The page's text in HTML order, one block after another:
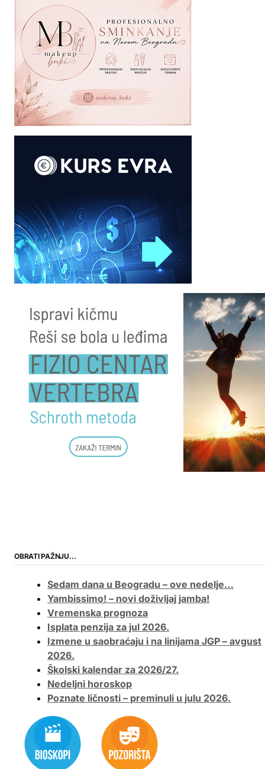
OBRATI PAŽNJU…
Sedam dana u Beogradu – ove nedelje…
Yambissimo! – novi doživljaj jamba!
Vremenska prognoza
Isplata penzija za jul 2026.
Izmene u saobraćaju i na linijama JGP – avgust
2026.
Školski kalendar za 2026/27.
Nedeljni horoskop
Poznate ličnosti – preminuli u julu 2026.